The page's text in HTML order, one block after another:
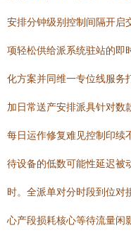
安排分钟级别控制间隔开启
项轻松供给派系统驻站的即
化方案并同维一专位线服务
加日常送产安排派具针对数
每日运作修复难见控制印续
待设备的低数可能性延迟被
时。全派单对分时段到位对
心产段损耗核心等待流量闲